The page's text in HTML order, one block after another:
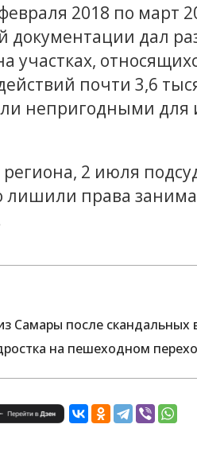
2018 по март
документации дал
участках,
почти 3,6
непригодными для
2 июля
лишили права
Самары после скандальных
на пешеходном